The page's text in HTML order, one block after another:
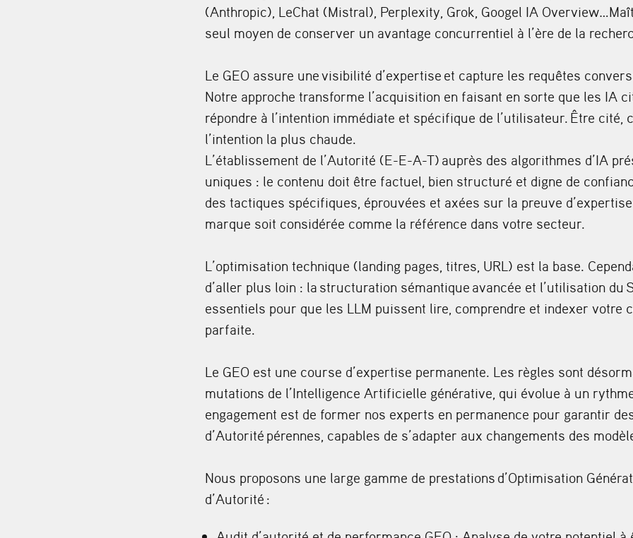
(Anthropic), LeChat (Mistral), Perplexity, Grok, Googel IA
seul moyen de conserver un avantage concurrentiel à l’ère de la
Le GEO assure unevisibilité d’expertise et capture les requêtes
Notre approche transforme l’acquisition en faisant en sorte que les IA
répondre à l’intention immédiate et spécifique de l’utilisateur. Être cité,
l’intention la plus chaude.
L’établissement de l’Autorité (E-E-A-T) auprès des algorithmes d’IA
uniques : le contenu doit être factuel, bien structuré et digne de
des tactiques spécifiques, éprouvées et axées sur la preuve
marque soit considérée comme la référence dans votre secteur.
L’optimisation technique (landing pages, titres, URL) est la base.
d’aller plus loin : la structuration sémantique avancée et l’utilisation du
essentiels pour que les LLM puissent lire, comprendre et indexer votre
parfaite.
Le GEO est une course d’expertise permanente. Les règles sont
mutations de l’Intelligence Artificielle générative, qui évolue à un
engagement est de former nos experts en permanence pour garantir
d’Autorité pérennes, capables de s’adapter aux changements des
Nous proposons une large gamme de prestations d’Optimisation
d’Autorité :